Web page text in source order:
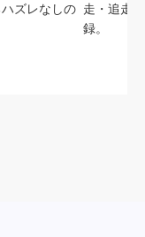
ズレなしの 走・追走
録。